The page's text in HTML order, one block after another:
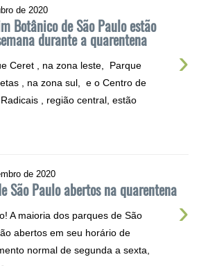
de 2020
Botânico de São Paulo estão
durante a quarentena
›
Ceret , na zona leste, Parque
, na zona sul, e o Centro de
, região central, estão
de 2020
São Paulo abertos na quarentena
›
A maioria dos parques de São
abertos em seu horário de
normal de segunda a sexta,